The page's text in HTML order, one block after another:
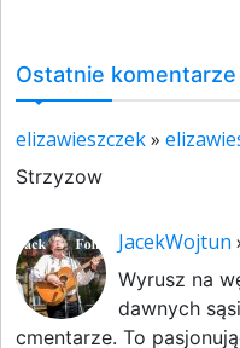
Ostatnie komentarze
elizawieszczek»
Strzyzow
JacekWojtun
Wyrusz na
dawnych
cmentarze. To